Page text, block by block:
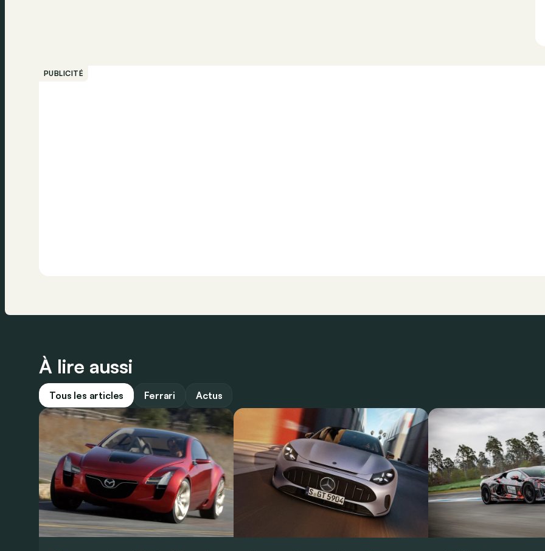
PUBLICITÉ
À lire aussi
Tous les articles Ferrari Actus